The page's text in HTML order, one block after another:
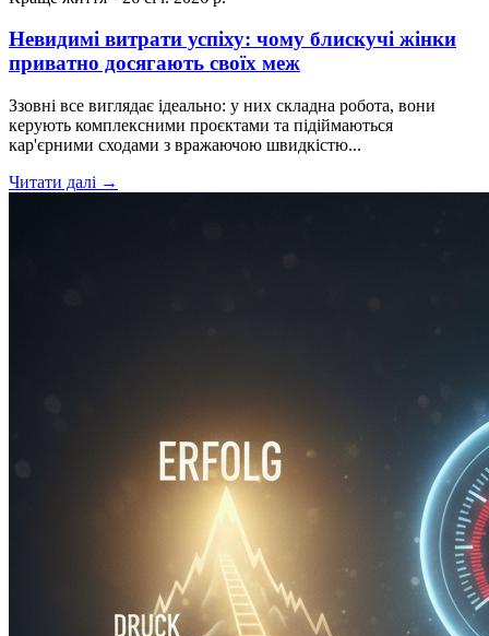
Невидимі витрати успіху: чому блискучі жінки
приватно досягають своїх меж
Ззовні все виглядає ідеально: у них складна робота, вони
керують комплексними проєктами та підіймаються
кар'єрними сходами з вражаючою швидкістю...
Читати далі →